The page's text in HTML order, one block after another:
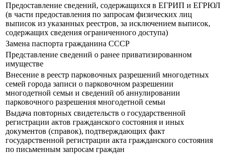
Предоставление сведений, содержащихся в ЕГРИП и ЕГРЮЛ
(в части предоставления по запросам физических лиц
выписок из указанных реестров, за исключением выписок,
содержащих сведения ограниченного доступа)
Замена паспорта гражданина СССР
Представление сведений о ранее приватизированном
имуществе
Внесение в реестр парковочных разрешений многодетных
семей города записи о парковочном разрешении
многодетной семьи и сведений об аннулировании
парковочного разрешения многодетной семьи
Выдача повторных свидетельств о государственной
регистрации актов гражданского состояния и иных
документов (справок), подтверждающих факт
государственной регистрации акта гражданского состояния
по письменным запросам граждан